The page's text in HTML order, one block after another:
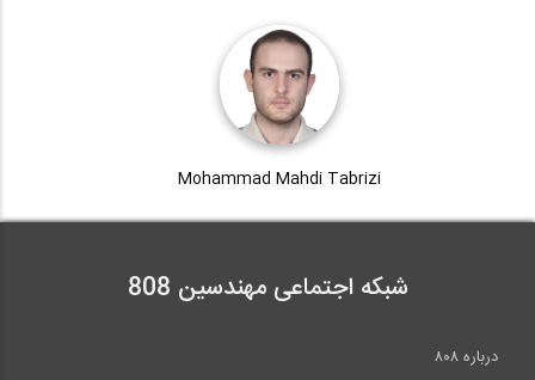
Mohammad Mahdi Tabrizi
شبکه اجتماعی مهندسین 808
درباره ۸۰۸